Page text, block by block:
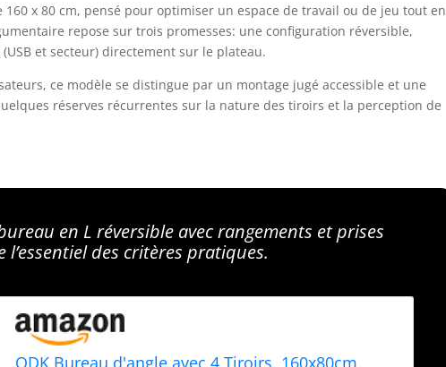
160 x 80 cm, pensé pour optimiser un espace de travail ou de jeu tout en
repose sur trois promesses: une configuration réversible,
et secteur) directement sur le plateau.
ce modèle se distingue par un montage jugé accessible et une
réserves récurrentes sur la nature des tiroirs et la perception de
en L réversible avec rangements et prises
l’essentiel des critères pratiques.
ODK Bureau d'angle avec 4 Tiroirs, 160x80cm